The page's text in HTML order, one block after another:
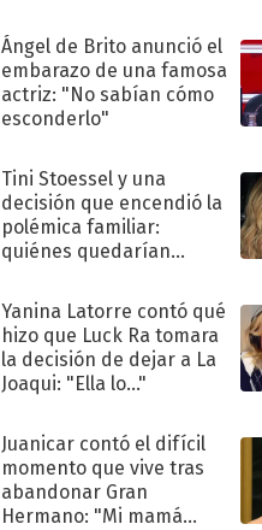
Ángel de Brito anunció el
embarazo de una famosa
actriz: "No sabían cómo
esconderlo"
Tini Stoessel y una
decisión que encendió la
polémica familiar:
quiénes quedarían
Yanina Latorre contó qué
hizo que Luck Ra tomara
la decisión de dejar a La
Joaqui: "Ella lo..."
Juanicar contó el difícil
momento que vive tras
abandonar Gran
Hermano: "Mi mamá